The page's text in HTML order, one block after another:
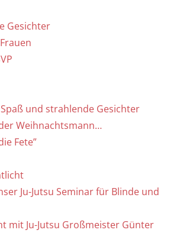
Gesichter
und strahlende Gesichter
Weihnachtsmann…
Fete”
Ju-Jutsu Seminar für Blinde und
mit Ju-Jutsu Großmeister Günter